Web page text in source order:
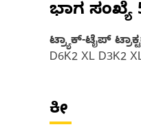
ಭಾಗ ಸಂಖ್ಯೆ
ಟ್ರ್ಯಾಕ್-ಟೈಪ್
D6K2 XL D3K2
ಕೀ